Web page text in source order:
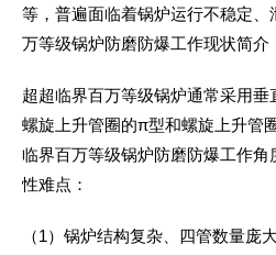
等，普遍面临着锅炉运行不稳定
万等级锅炉防磨防爆工作现状简介
超超临界百万等级锅炉通常采用垂
螺旋上升管圈的π型和螺旋上升管
临界百万等级锅炉防磨防爆工作
性难点：
（1）锅炉结构复杂、四管数量庞